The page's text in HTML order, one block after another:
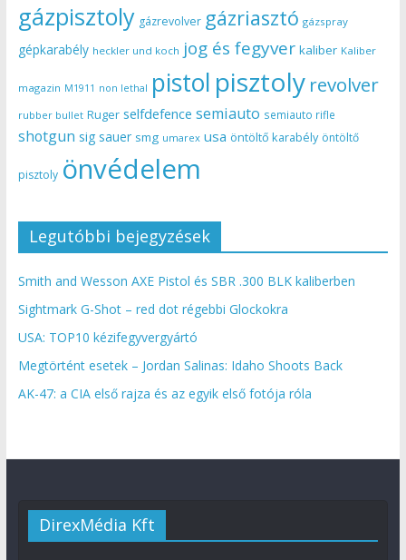
gázpisztoly gázrevolver gázriasztó gázspray
gépkarabély heckler und koch jog és fegyver kaliber Kaliber
magazin M1911 non lethal pistol pisztoly revolver
rubber bullet Ruger selfdefence semiauto semiauto rifle
shotgun sig sauer smg umarex usa öntöltő karabély öntöltő
pisztoly önvédelem
Legutóbbi bejegyzések
Smith and Wesson AXE Pistol és SBR .300 BLK kaliberben
Sightmark G-Shot – red dot régebbi Glockokra
USA: TOP10 kézifegyvergyártó
Megtörtént esetek – Jordan Salinas: Idaho Shoots Back
AK-47: a CIA első rajza és az egyik első fotója róla
DirexMédia Kft